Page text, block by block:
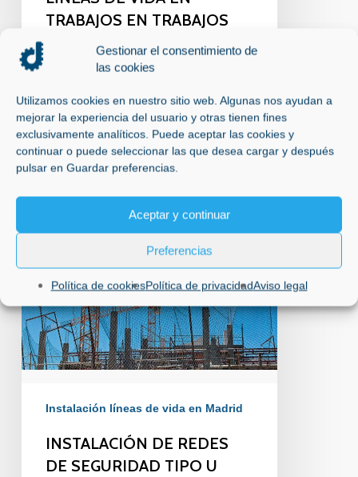
Gestionar el consentimiento de
las cookies
Utilizamos cookies en nuestro sitio web. Algunas nos ayudan a
mejorar la experiencia del usuario y otras tienen fines
exclusivamente analíticos. Puede aceptar las cookies y
continuar o puede seleccionar las que desea cargar y después
pulsar en Guardar preferencias.
Aceptar y continuar
Preferencias
Política de cookiesPolítica de privacidadAviso legal
TRABAJOS EN TRABAJOS
EN ALTURA
ADSG Líneas de vida en Madrid.
Seguridad en…
27 de febrero de 2025
SEGURIDAD
TIPO
U
PARA
INDUSTRIA
Instalación líneas de vida en Madrid
INSTALACIÓN DE REDES
DE SEGURIDAD TIPO U